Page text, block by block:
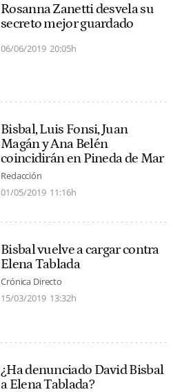
Rosanna Zanetti desvela su
secreto mejor guardado
06/06/2019 20:05h
Bisbal, Luis Fonsi, Juan
Magán y Ana Belén
coincidirán en Pineda de Mar
Redacción
01/05/2019 11:16h
Bisbal vuelve a cargar contra
Elena Tablada
Crónica Directo
15/03/2019 13:32h
¿Ha denunciado David Bisbal
a Elena Tablada?